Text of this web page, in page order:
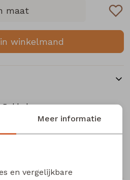
maat
winkelmand
Bakkaboe
Baby meisjes sweatshirt
3315404 W20181
Meer informatie
en vergelijkbare